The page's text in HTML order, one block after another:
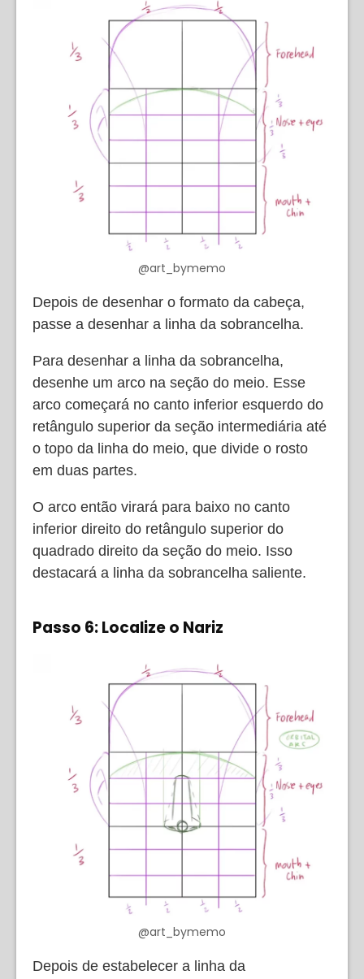
@art_bymemo
Depois de desenhar o formato da cabeça,
passe a desenhar a linha da sobrancelha.
Para desenhar a linha da sobrancelha,
desenhe um arco na seção do meio. Esse
arco começará no canto inferior esquerdo do
retângulo superior da seção intermediária até
o topo da linha do meio, que divide o rosto
em duas partes.
O arco então virará para baixo no canto
inferior direito do retângulo superior do
quadrado direito da seção do meio. Isso
destacará a linha da sobrancelha saliente.
Passo 6: Localize o Nariz
@art_bymemo
Depois de estabelecer a linha da